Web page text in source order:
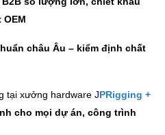
châu Âu – kiểm định chất
tại xưởng hardware JPRigging +
cho mọi dự án, công trình